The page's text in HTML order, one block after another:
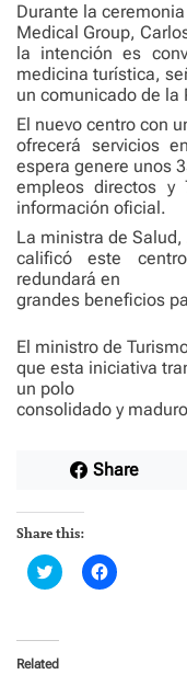
Durante la
Medical Group,
la intención es
medicina turística,
un comunicado de la
El nuevo centro con
ofrecerá servicios
espera genere unos
empleos directos y
información oficial.
La ministra de
calificó este
redundará en
grandes beneficios
El ministro de
que esta iniciativa
un polo
consolidado y
Share
Share this:
C
l
t
o
s
C
l
Related